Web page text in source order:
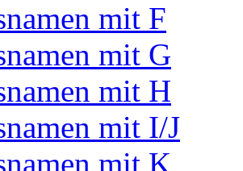
mit F
mit G
mit H
mit I/J
mit K